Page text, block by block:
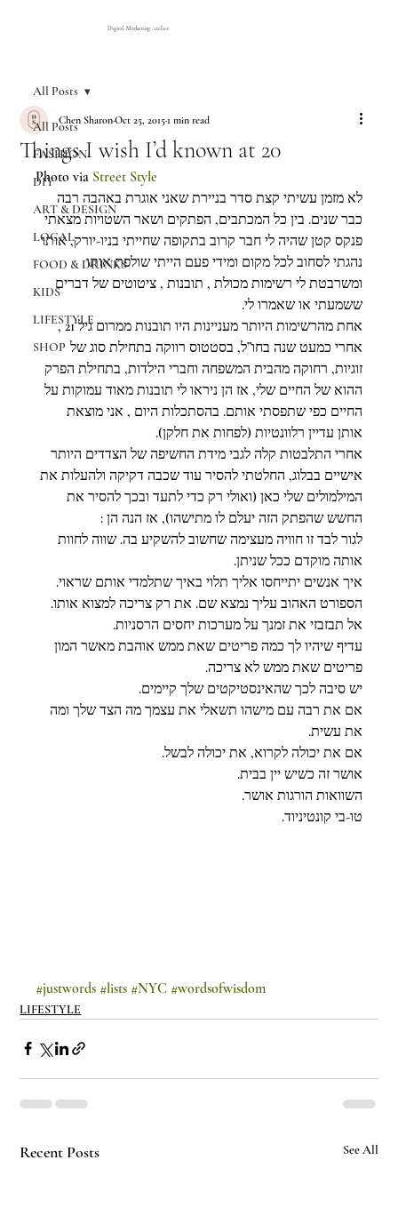
Digital Marketing Atelier
All Posts
FASHION
DIY
ART & DESIGN
LOCAL
FOOD & DRINKS
KIDS
LIFESTYLE
SHOP
All Posts
Things I wish I’d known at 20
Chen SharonOct 25, 20151 min read
Photo via Street Style
לא מזמן עשיתי קצת סדר בניירת שאני אוגרת באהבה רבה
כבר שנים. בין כל המכתבים, הפתקים ושאר השטויות מצאתי
פנקס קטן שהיה לי חבר קרוב בתקופה שחייתי בניו-יורק, אותו
נהגתי לסחוב לכל מקום ומידי פעם הייתי שולפת אותו
ומשרבטת לי רשימות מכולת , תובנות , ציטוטים של דברים
ששמעתי או שאמרו לי.
אחת מהרשימות היותר מעניינות היו תובנות ממרום גיל 21 ,
אחרי כמעט שנה בחו”ל, בסטטוס רווקה בתחילת סוג של
זוגיות, רחוקה מהבית המשפחה וחברי הילדות, בתחילת הפרק
ההוא של החיים שלי, אז הן ניראו לי תובנות מאוד עמוקות על
החיים כפי שתפסתי אותם. בהסתכלות היום , אני מוצאת
אותן עדיין רלוונטיות (לפחות את חלקן).
אחרי התלבטות קלה לגבי מידת החשיפה של הצדדים היותר
אישיים בבלוג, החלטתי להסיר עוד שכבה דקיקה ולהעלות את
המילמולים שלי כאן (ואולי רק כדי לתעד ובכך להסיר את
החשש שהפתק הזה יעלם לו מתישהו), אז הנה הן :
לגור לבד זו חוויה מעצימה שחשוב להשקיע בה. שווה לחוות
אותה מוקדם ככל שניתן.
איך אנשים יתייחסו אליך תלוי באיך שתלמדי אותם שראוי.
הספורט האהוב עליך נמצא שם. את רק צריכה למצוא אותו.
אל תבזבזי את זמנך על מערכות יחסים הרסניות.
עדיף שיהיו לך כמה פריטים שאת ממש אוהבת מאשר המון
פריטים שאת ממש לא צריכה.
יש סיבה לכך שהאינסטיקטים שלך קיימים.
אם את רבה עם מישהו תשאלי את עצמך מה הצד שלך ומה
את עשית.
אם את יכולה לקרוא, את יכולה לבשל.
אושר זה כשיש יין בבית.
השוואות הורגות אושר.
טו-בי קונטיניוד.
#justwords #lists #NYC #wordsofwisdom
LIFESTYLE
Recent Posts See All